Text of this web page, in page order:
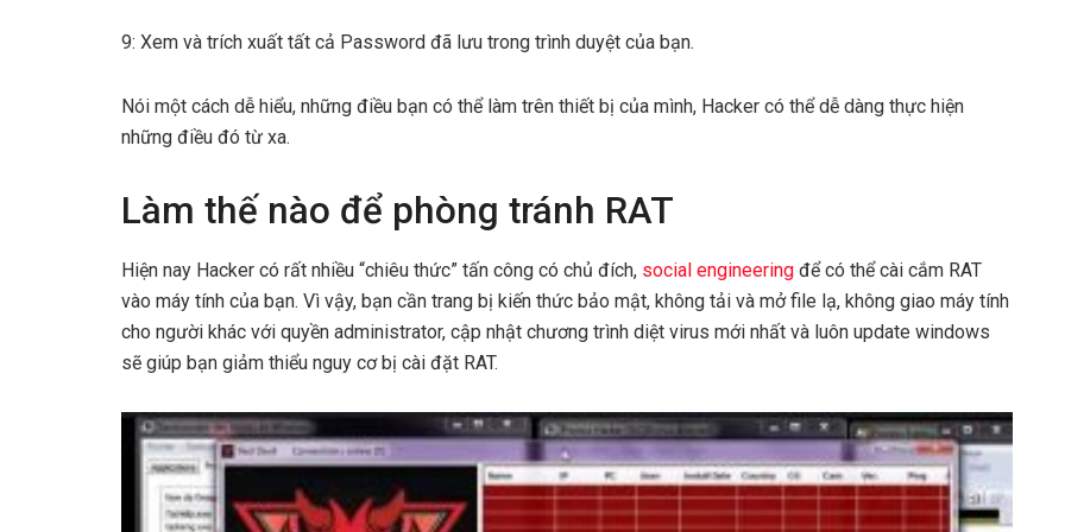
9: Xem và trích xuất tất cả Password đã lưu trong trình duyệt của bạn.
Nói một cách dễ hiểu, những điều bạn có thể làm trên thiết bị của mình, Hacker có thể dễ dàng thực hiện
những điều đó từ xa.
Làm thế nào để phòng tránh RAT
Hiện nay Hacker có rất nhiều “chiêu thức” tấn công có chủ đích, social engineering để có thể cài cắm RAT
vào máy tính của bạn. Vì vậy, bạn cần trang bị kiến thức bảo mật, không tải và mở file lạ, không giao máy tính
cho người khác với quyền administrator, cập nhật chương trình diệt virus mới nhất và luôn update windows
sẽ giúp bạn giảm thiểu nguy cơ bị cài đặt RAT.